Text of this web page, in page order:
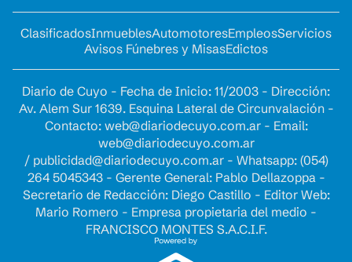
ClasificadosInmueblesAutomotoresEmpleosServicios
Avisos Fúnebres y MisasEdictos
Diario de Cuyo - Fecha de Inicio: 11/2003 - Dirección:
Av. Alem Sur 1639. Esquina Lateral de Circunvalación -
Contacto: web@diariodecuyo.com.ar- Email:
web@diariodecuyo.com.ar
/ publicidad@diariodecuyo.com.ar- Whatsapp: (054)
264 5045343 - Gerente General: Pablo Dellazoppa -
Secretario de Redacción: Diego Castillo - Editor Web:
Mario Romero - Empresa propietaria del medio -
FRANCISCO MONTES S.A.C.I.F.